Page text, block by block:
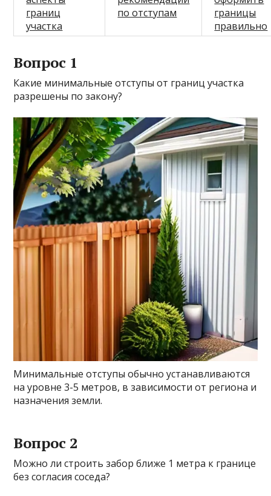
границ
участка
по отступам
границы
правильно
Вопрос 1
Какие минимальные отступы от границ участка
разрешены по закону?
Минимальные отступы обычно устанавливаются
на уровне 3-5 метров, в зависимости от региона и
назначения земли.
Вопрос 2
Можно ли строить забор ближе 1 метра к границе
без согласия соседа?